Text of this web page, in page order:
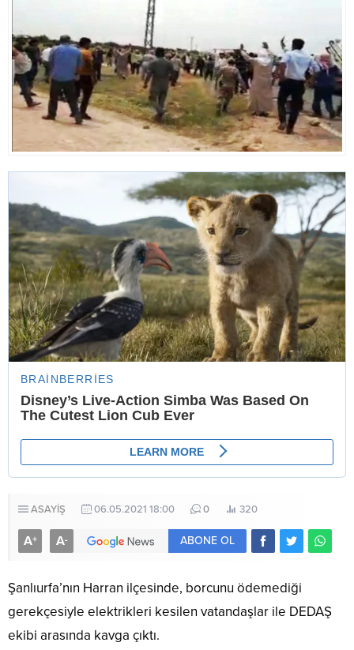
ASAYİŞ 06.05.2021 18:00 0 320
A+ A- ABONE OL
Şanlıurfa’nın Harran ilçesinde, borcunu ödemediği
gerekçesiyle elektrikleri kesilen vatandaşlar ile DEDAŞ
ekibi arasında kavga çıktı.